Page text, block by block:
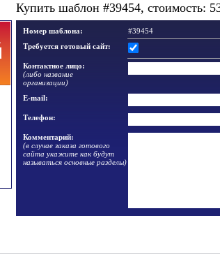
Купить шаблон #39454, стоимость:
Номер шаблона: #39454
Требуется готовый сайт:
Контактное лицо:
(либо название
организации)
E-mail:
Телефон:
Комментарий:
(в случае заказа готового
сайта укажите как будут
называться основные разделы)